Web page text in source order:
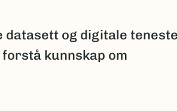
datasett og digitale
kunnskap om